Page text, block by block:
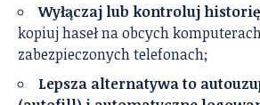
Wyłączaj lub kontroluj
kopiuj haseł na obcych
zabezpieczonych telefonach;
Lepsza alternatywa to